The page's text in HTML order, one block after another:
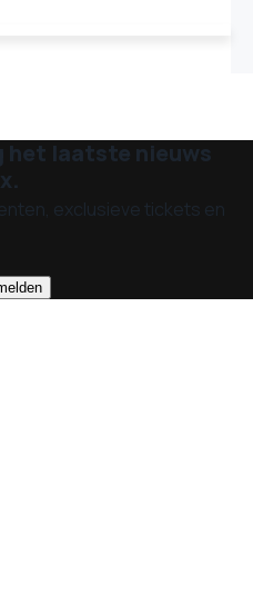
het laatste nieuws
exclusieve tickets en